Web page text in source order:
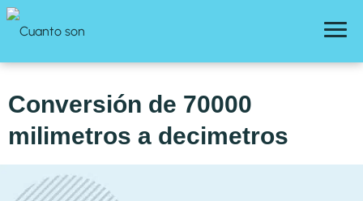
Conversión de 70000
milimetros a decimetros